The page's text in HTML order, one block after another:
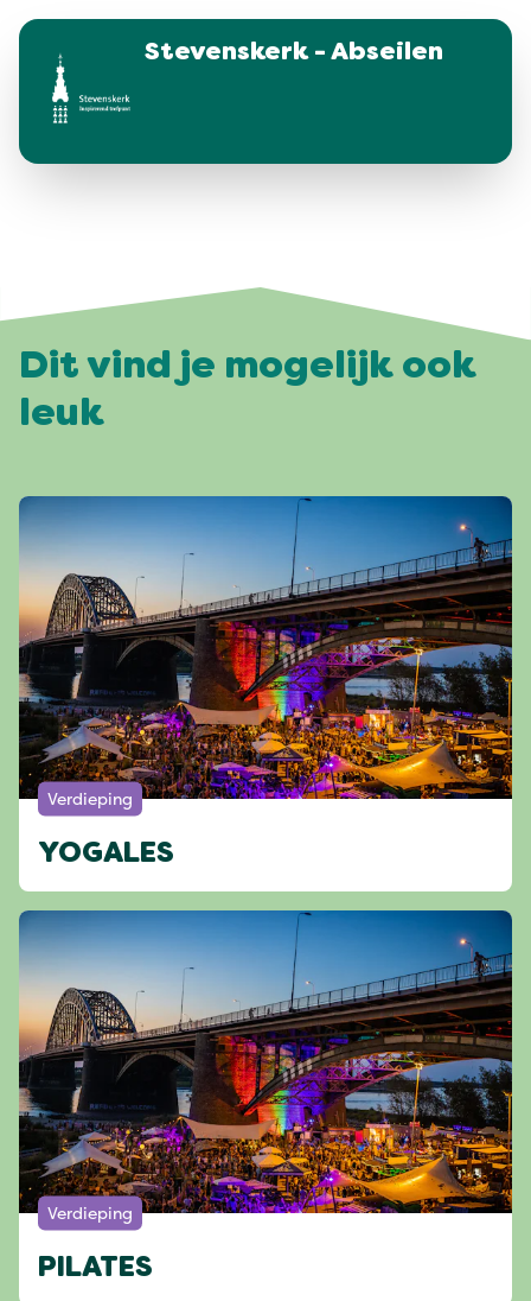
Stevenskerk - Abseilen
Dit vind je mogelijk ook
leuk
Verdieping
YOGALES
Verdieping
PILATES